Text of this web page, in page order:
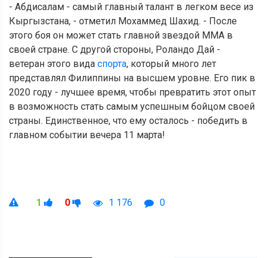
- Абдисалам - самый главный талант в легком весе из
Кыргызстана, - отметил Мохаммед Шахид. - После
этого боя он может стать главной звездой ММА в
своей стране. С другой стороны, Роландо Дай -
ветеран этого вида спорта, который много лет
представлял Филиппины на высшем уровне. Его пик в
2020 году - лучшее время, чтобы превратить этот опыт
в возможность стать самым успешным бойцом своей
страны. Единственное, что ему осталось - победить в
главном событии вечера 11 марта!
1 0 1 176 0